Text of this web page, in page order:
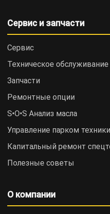
Сервис и запчасти
Сервис
Техническое обслуживание
Запчасти
Ремонтные опции
S•O•S Анализ масла
Управление парком техники
Капитальный ремонт
Полезные советы
О компании